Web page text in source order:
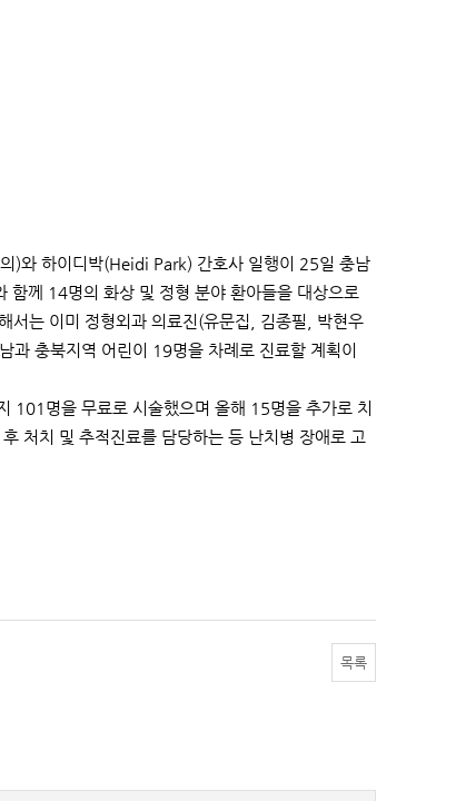
)와 하이디박(Heidi Park) 간호사 일행이 25일 충남
함께 14명의 화상 및 정형 분야 환아들을 대상으로
서는 이미 정형외과 의료진(유문집, 김종필, 박현우
충북지역 어린이 19명을 차례로 진료할 계획이
101명을 무료로 시술했으며 올해 15명을 추가로 치
처치 및 추적진료를 담당하는 등 난치병 장애로 고
목록